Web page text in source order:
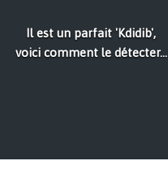
Il est un parfait 'Kdidib',
voici comment le détecter...